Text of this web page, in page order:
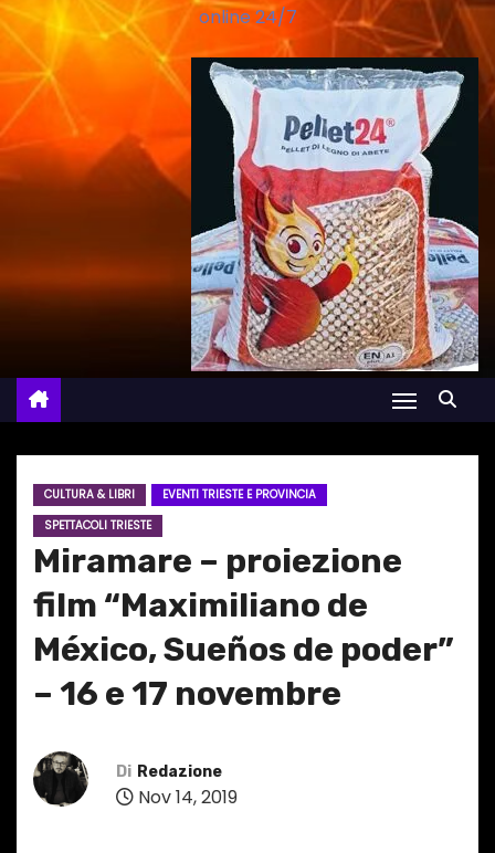
online 24/7
CULTURA & LIBRI
EVENTI TRIESTE E PROVINCIA
SPETTACOLI TRIESTE
Miramare – proiezione
film “Maximiliano de
México, Sueños de poder”
– 16 e 17 novembre
Di Redazione
Nov 14, 2019